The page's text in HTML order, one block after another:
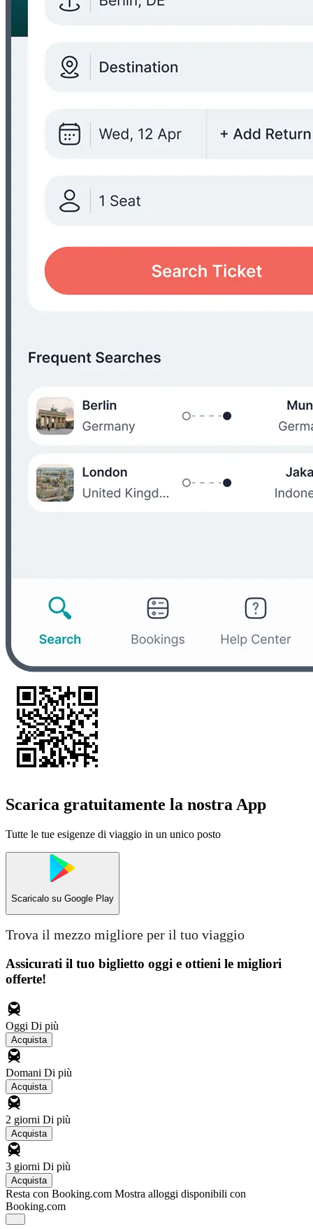
Scarica gratuitamente la nostra App
Tutte le tue esigenze di viaggio in un unico posto
Scaricalo su Google Play
Trova il mezzo migliore per il tuo viaggio
Assicurati il ​​tuo biglietto oggi e ottieni le migliori
offerte!
Oggi Di più
Acquista
Domani Di più
Acquista
2 giorni Di più
Acquista
3 giorni Di più
Acquista
Resta con Booking.com Mostra alloggi disponibili con
Booking.com